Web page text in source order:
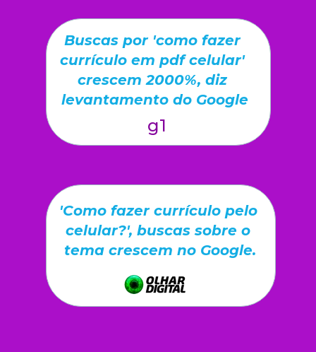
Buscas por 'como fazer
currículo em pdf celular'
crescem 2000%, diz
levantamento do Google
'Como fazer currículo pelo
celular?', buscas sobre o
tema crescem no Google.
g1